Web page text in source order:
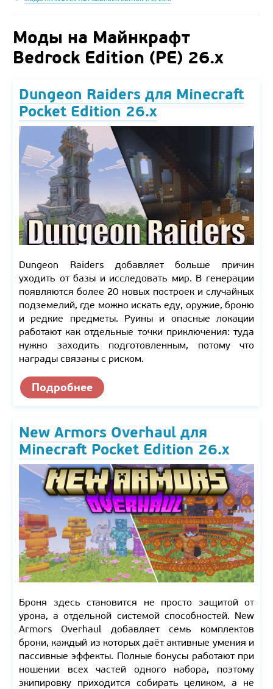
Моды на Майнкрафт
Bedrock Edition (PE) 26.x
Dungeon Raiders для Minecraft
Pocket Edition 26.x
Dungeon Raiders добавляет больше причин
уходить от базы и исследовать мир. В генерации
появляются более 20 новых построек и случайных
подземелий, где можно искать еду, оружие, броню
и редкие предметы. Руины и опасные локации
работают как отдельные точки приключения: туда
нужно заходить подготовленным, потому что
награды связаны с риском.
Подробнее
New Armors Overhaul для
Minecraft Pocket Edition 26.x
Броня здесь становится не просто защитой от
урона, а отдельной системой способностей. New
Armors Overhaul добавляет семь комплектов
брони, каждый из которых даёт активные умения и
пассивные эффекты. Полные бонусы работают при
ношении всех частей одного набора, поэтому
экипировку приходится собирать целиком, а не